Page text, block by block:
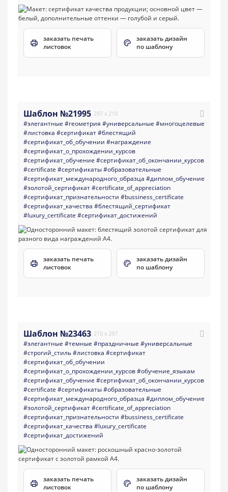
заказать печать
листовок
заказать дизайн
по шаблону
Шаблон №21995 297 x 210
#элегантные #геометрия #универсальные #многоцелевые
#листовка #сертификат#блестящий
#сертификат_об_обучении #награждение
#сертификат_о_прохождении_курсов
#сертификат_обучение #сертификат_об_окончании_курсов
#certificate #сертификаты#образовательные
#сертификат_международного_образца #диплом_обучение
#золотой_сертификат#certificate_of_appreciation
#сертификат_признательности #bussiness_certificate
#сертификат_качества #блестящий_сертификат
#luxury_certificate #сертификат_достижений
заказать печать
листовок
заказать дизайн
по шаблону
Шаблон №23463 210 x 297
#элегантные #темные #праздничные #универсальные
#строгий_стиль#листовка #сертификат
#сертификат_об_обучении
#сертификат_о_прохождении_курсов#обучение_языкам
#сертификат_обучение #сертификат_об_окончании_курсов
#certificate #сертификаты#образовательные
#сертификат_международного_образца #диплом_обучение
#золотой_сертификат#certificate_of_appreciation
#сертификат_признательности #bussiness_certificate
#сертификат_качества #luxury_certificate
#сертификат_достижений
заказать печать
листовок
заказать дизайн
по шаблону